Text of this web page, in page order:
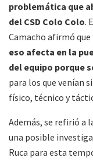
problemática que
del CSD Colo Colo.
Camacho afirmó que
eso afecta en la
del equipo porque
para los que venían
físico, técnico y
Además, se refirió a
una posible
Ruca para esta